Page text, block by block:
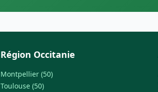
Région Occitanie
Montpellier (50)
Toulouse (50)